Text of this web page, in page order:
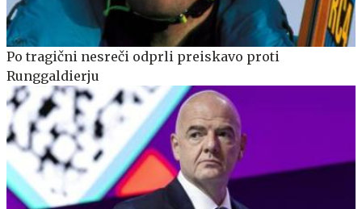
Po tragični nesreči odprli preiskavo proti
Runggaldierju